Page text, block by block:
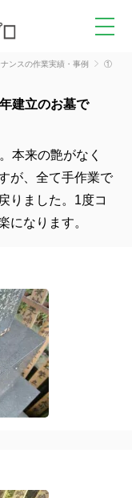
ンスの作業実績・事例
①
建立のお墓で
本来の艶がなく
が、全て手作業で
りました。1度コ
になります。